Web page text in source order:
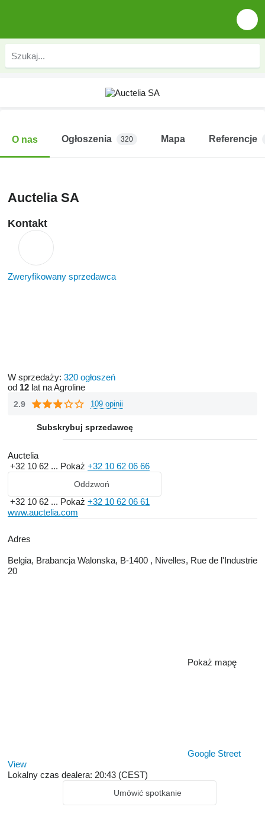
O nas Ogłoszenia 320 Mapa Referencje
Auctelia SA
Kontakt
Zweryfikowany sprzedawca
W sprzedaży: 320 ogłoszeń
od 12 lat na Agroline
2.9 109 opinii
Subskrybuj sprzedawcę
Auctelia
+32 10 62 ... Pokaż +32 10 62 06 66
Oddzwoń
+32 10 62 ... Pokaż +32 10 62 06 61
www.auctelia.com
Adres
Belgia, Brabancja Walonska, B-1400 , Nivelles, Rue de l'Industrie
20
Pokaż mapę
Google Street
View
Lokalny czas dealera: 20:43 (CEST)
Umówić spotkanie